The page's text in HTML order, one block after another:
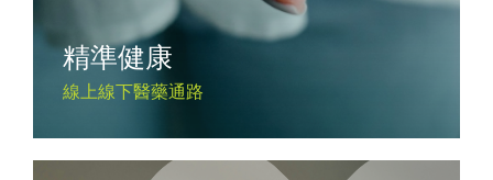
精準健康
線上線下醫藥通路